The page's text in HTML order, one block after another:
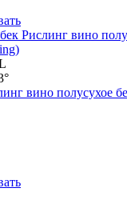
вино полусухое